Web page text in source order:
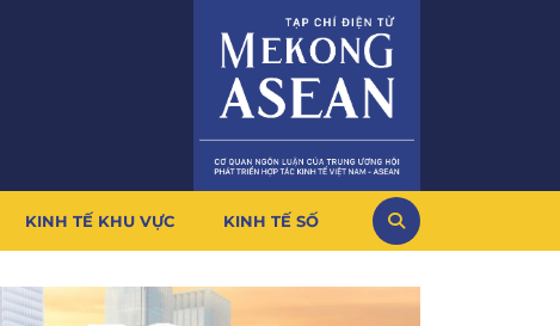
KINH TẾ KHU VỰC KINH TẾ SỐ